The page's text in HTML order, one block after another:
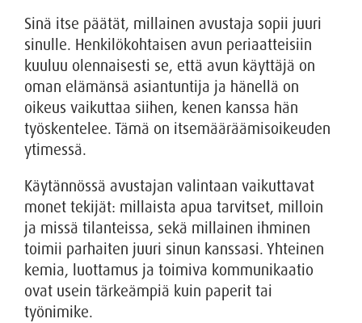
Sinä itse päätät, millainen avustaja sopii juuri
sinulle. Henkilökohtaisen avun periaatteisiin
kuuluu olennaisesti se, että avun käyttäjä on
oman elämänsä asiantuntija ja hänellä on
oikeus vaikuttaa siihen, kenen kanssa hän
työskentelee. Tämä on itsemääräämisoikeuden
ytimessä.
Käytännössä avustajan valintaan vaikuttavat
monet tekijät: millaista apua tarvitset, milloin
ja missä tilanteissa, sekä millainen ihminen
toimii parhaiten juuri sinun kanssasi. Yhteinen
kemia, luottamus ja toimiva kommunikaatio
ovat usein tärkeämpiä kuin paperit tai
työnimike.